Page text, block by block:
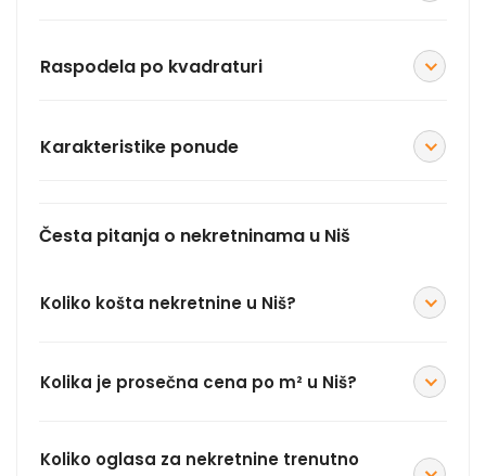
Raspodela po kvadraturi
Karakteristike ponude
Česta pitanja o nekretninama u Niš
Koliko košta nekretnine u Niš?
Kolika je prosečna cena po m² u Niš?
Koliko oglasa za nekretnine trenutno